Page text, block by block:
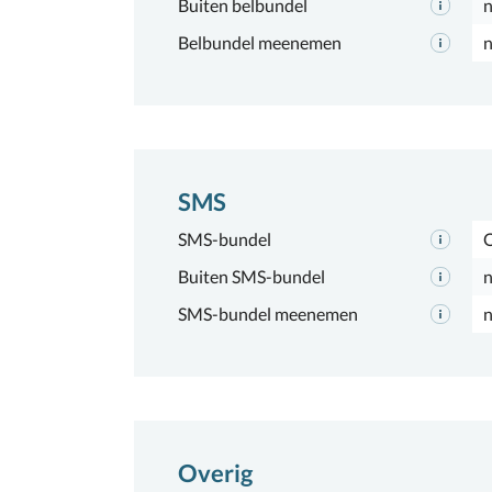
Buiten belbundel
Belbundel meenemen
SMS
SMS-bundel
Buiten SMS-bundel
SMS-bundel meenemen
Overig